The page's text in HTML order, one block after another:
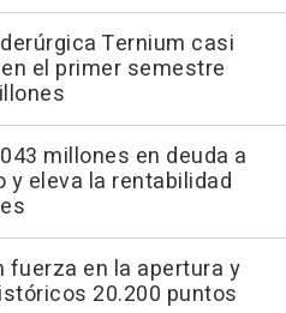
Ternium casi
el primer semestre
millones en deuda a
y eleva la rentabilidad
fuerza en la apertura y
20.200 puntos